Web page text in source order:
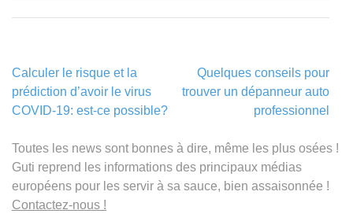
Navigation
de
l’article
Calculer le risque et la
prédiction d’avoir le virus
COVID-19: est-ce possible?
Quelques conseils pour
trouver un dépanneur auto
professionnel
Toutes les news sont bonnes à dire, même les plus osées !
Guti reprend les informations des principaux médias
européens pour les servir à sa sauce, bien assaisonnée !
Contactez-nous !